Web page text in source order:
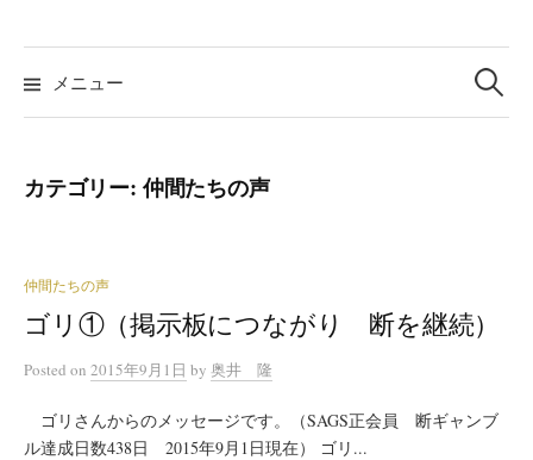
メニュー 索
カテゴリー: 仲間たちの声
仲間たちの声
ゴリ①（掲示板につながり 断を継続）
Posted on 2015年9月1日 by 奥井 隆
ゴリさんからのメッセージです。（SAGS正会員 断ギャンブ
ル達成日数438日 2015年9月1日現在） ゴリ...